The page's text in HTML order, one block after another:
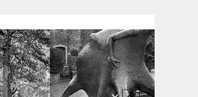
Pfadfinder